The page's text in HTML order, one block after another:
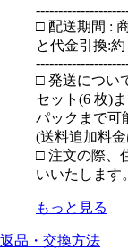
□ 配送期間 :
と代金引換:約
□ 発送につい
セット(6 枚)
パックまで可
(送料追加料
□ 注文の際、
いいたします。
もっと見る
返品・交換方法